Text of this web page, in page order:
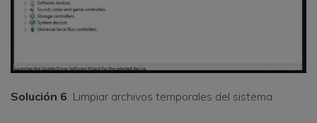
Solución 6 . Limpiar archivos temporales del sistema